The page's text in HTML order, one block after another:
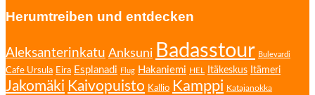
Herumtreiben und entdecken
Aleksanterinkatu Anksuni Badasstour Bulevardi
Cafe Ursula Eira Esplanadi Flug Hakaniemi HEL Itäkeskus Itämeri
Jakomäki Kaivopuisto Kallio Kamppi Katajanokka